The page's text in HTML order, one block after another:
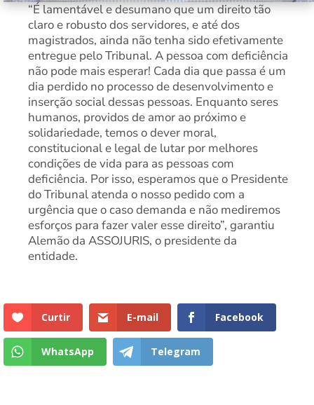
“É lamentável e desumano que um direito tão
claro e robusto dos servidores, e até dos
magistrados, ainda não tenha sido efetivamente
entregue pelo Tribunal. A pessoa com deficiência
não pode mais esperar! Cada dia que passa é um
dia perdido no processo de desenvolvimento e
inserção social dessas pessoas. Enquanto seres
humanos, providos de amor ao próximo e
solidariedade, temos o dever moral,
constitucional e legal de lutar por melhores
condições de vida para as pessoas com
deficiência. Por isso, esperamos que o Presidente
do Tribunal atenda o nosso pedido com a
urgência que o caso demanda e não mediremos
esforços para fazer valer esse direito”, garantiu
Alemão da ASSOJURIS, o presidente da
entidade.
Curtir E-mail Facebook
WhatsApp Telegram